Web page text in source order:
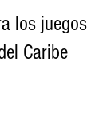
los juegos
Caribe